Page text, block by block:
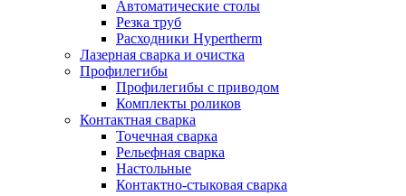
Автоматические столы
Резка труб
Расходники Hypertherm
Лазерная сварка и очистка
Профилегибы
Профилегибы с приводом
Комплекты роликов
Контактная сварка
Точечная сварка
Рельефная сварка
Настольные
Контактно-стыковая сварка